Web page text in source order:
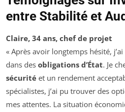
entre Stabilité et
Claire, 34 ans, chef de projet
« Après avoir longtemps hésité,
dans des obligations d’État. Je
sécurité et un rendement
spécialistes, j’ai pu trouver des
mes attentes. La situation